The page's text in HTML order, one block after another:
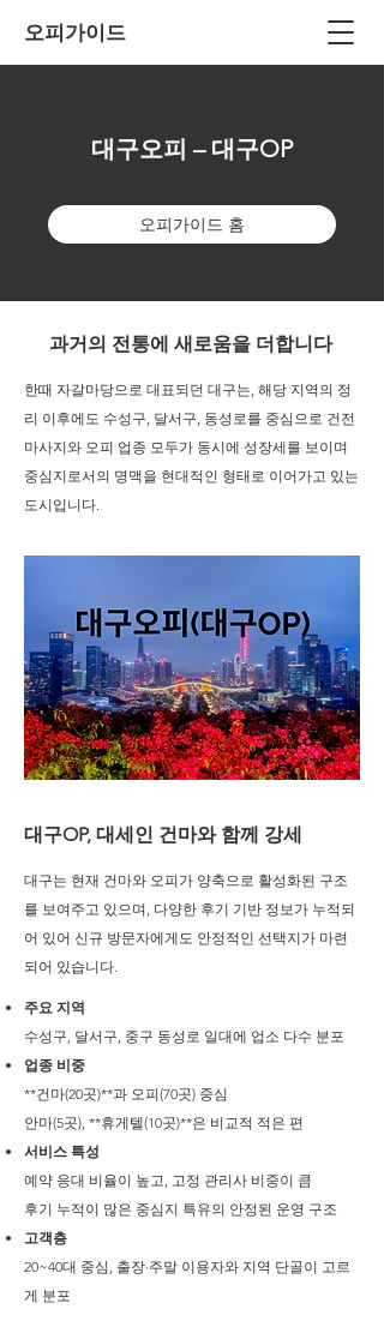
오피가이드
대구오피 – 대구OP
오피가이드 홈
과거의 전통에 새로움을 더합니다
한때 자갈마당으로 대표되던 대구는, 해당 지역의 정
리 이후에도 수성구, 달서구, 동성로를 중심으로 건전
마사지와 오피 업종 모두가 동시에 성장세를 보이며
중심지로서의 명맥을 현대적인 형태로 이어가고 있는
도시입니다.
대구OP, 대세인 건마와 함께 강세
대구는 현재 건마와 오피가 양축으로 활성화된 구조
를 보여주고 있으며, 다양한 후기 기반 정보가 누적되
어 있어 신규 방문자에게도 안정적인 선택지가 마련
되어 있습니다.
주요 지역
수성구, 달서구, 중구 동성로 일대에 업소 다수 분포
업종 비중
**건마(20곳)**과 오피(70곳) 중심
안마(5곳), **휴게텔(10곳)**은 비교적 적은 편
서비스 특성
예약 응대 비율이 높고, 고정 관리사 비중이 큼
후기 누적이 많은 중심지 특유의 안정된 운영 구조
고객층
20~40대 중심, 출장·주말 이용자와 지역 단골이 고르
게 분포